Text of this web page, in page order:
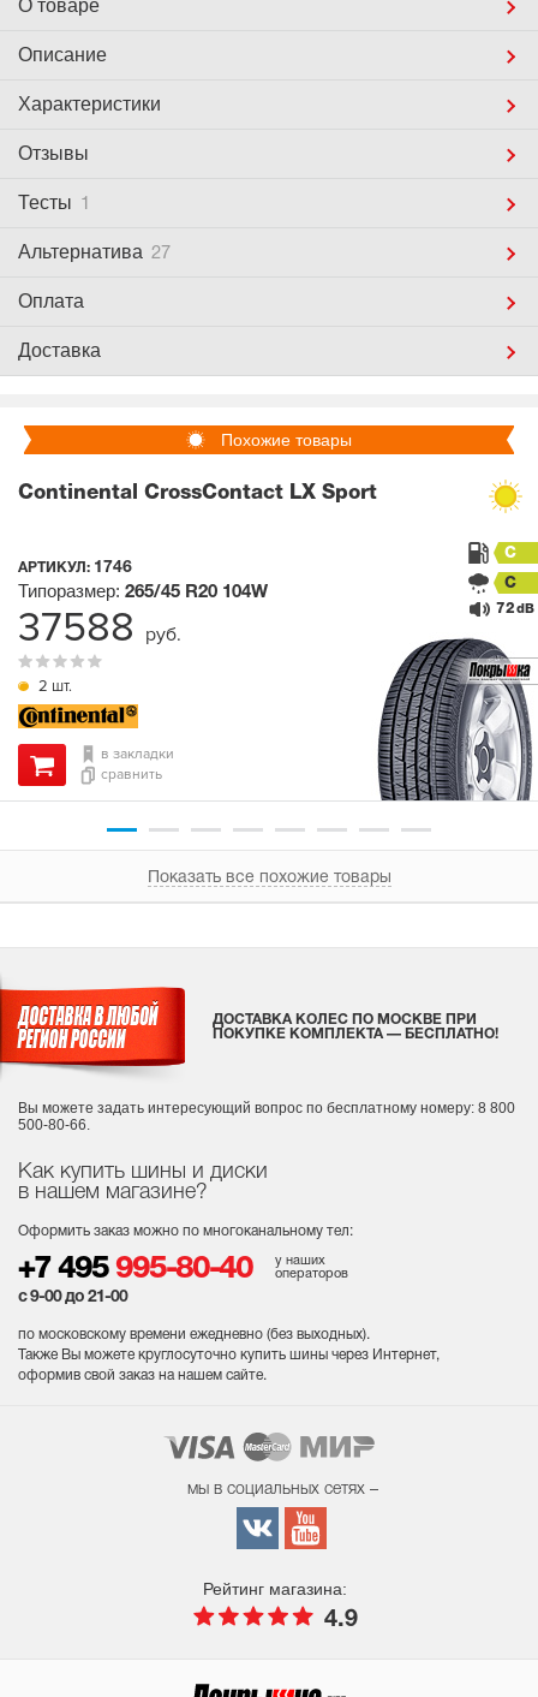
О товаре
Описание
Характеристики
Отзывы
Тесты 1
Альтернатива 27
Оплата
Доставка
Похожие товары
Continental CrossContact LX Sport
АРТИКУЛ: 1746
2 шт.
Типоразмер: 265/45 R20 104W
C
C
72 dB
в закладки
сравнить
37588 руб.
Показать все похожие товары
Как купить шины и диски
в нашем магазине?
Оформить заказ можно по многоканальному тел:
+7 495 995-80-40
у наших
операторов
с 9-00 до 21-00
по московскому времени ежедневно (без выходных).
Также Вы можете круглосуточно купить шины через Интернет,
оформив свой заказ на нашем сайте.
ДОСТАВКА КОЛЕС ПО МОСКВЕ ПРИ
ПОКУПКЕ КОМПЛЕКТА — БЕСПЛАТНО!
Вы можете задать интересующий вопрос по бесплатному номеру: 8 800
500-80-66.
мы в социальных сетях –
Рейтинг магазина:
4.9